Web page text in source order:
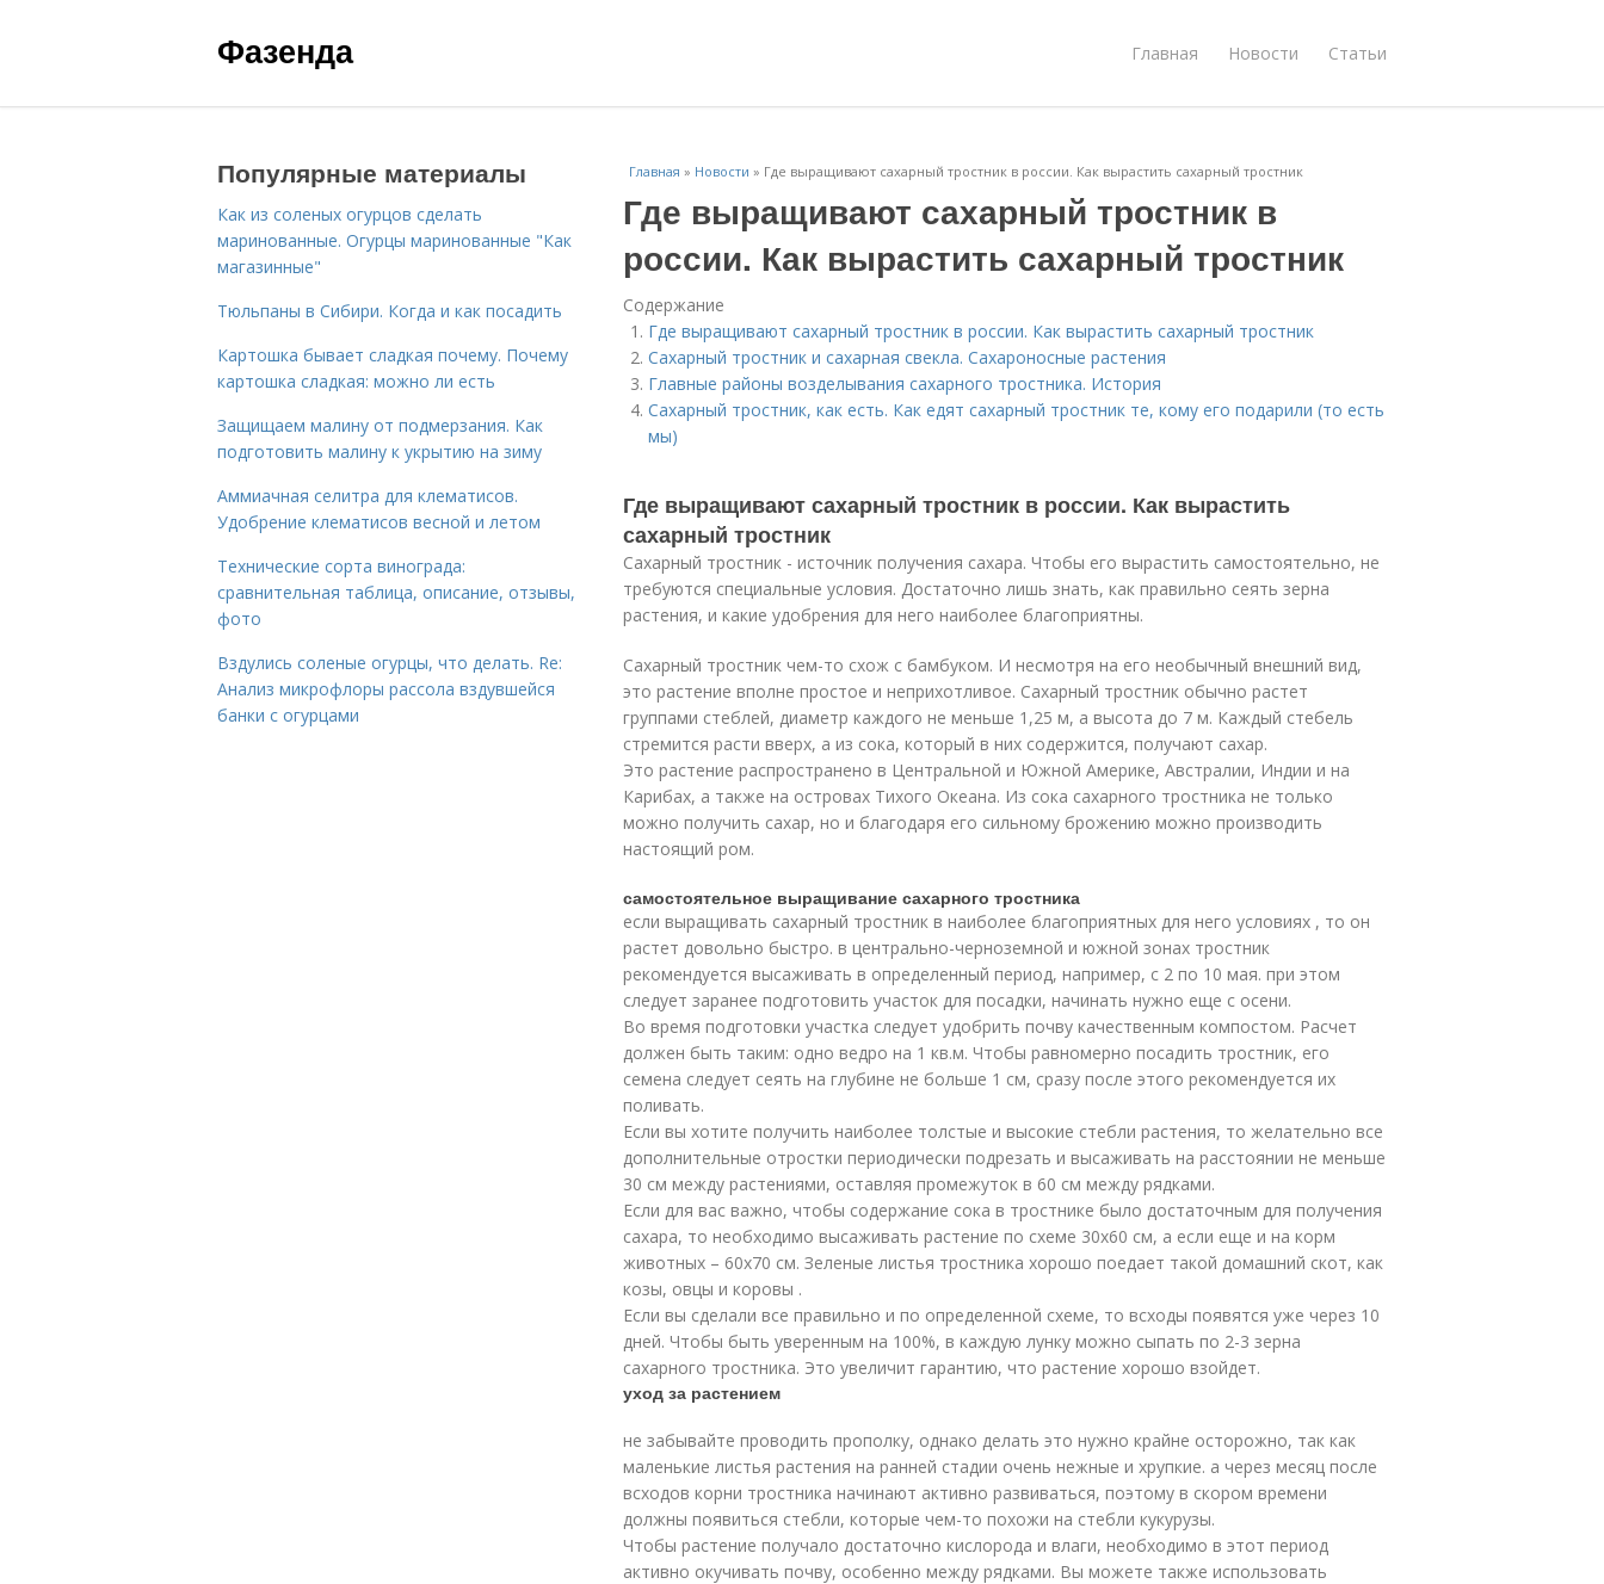
Фазенда Главная Новости Статьи
Главная » Новости » Где выращивают сахарный тростник в россии. Как вырастить сахарный тростник
Где выращивают сахарный тростник в
россии. Как вырастить сахарный тростник
Содержание
Где выращивают сахарный тростник в россии. Как вырастить сахарный тростник
Сахарный тростник и сахарная свекла. Сахароносные растения
Главные районы возделывания сахарного тростника. История
Сахарный тростник, как есть. Как едят сахарный тростник те, кому его подарили (то есть
мы)
Где выращивают сахарный тростник в россии. Как вырастить
сахарный тростник
Сахарный тростник - источник получения сахара. Чтобы его вырастить самостоятельно, не
требуются специальные условия. Достаточно лишь знать, как правильно сеять зерна
растения, и какие удобрения для него наиболее благоприятны.
Сахарный тростник чем-то схож с бамбуком. И несмотря на его необычный внешний вид,
это растение вполне простое и неприхотливое. Сахарный тростник обычно растет
группами стеблей, диаметр каждого не меньше 1,25 м, а высота до 7 м. Каждый стебель
стремится расти вверх, а из сока, который в них содержится, получают сахар.
Это растение распространено в Центральной и Южной Америке, Австралии, Индии и на
Карибах, а также на островах Тихого Океана. Из сока сахарного тростника не только
можно получить сахар, но и благодаря его сильному брожению можно производить
настоящий ром.
самостоятельное выращивание сахарного тростника
если выращивать сахарный тростник в наиболее благоприятных для него условиях , то он
растет довольно быстро. в центрально-черноземной и южной зонах тростник
рекомендуется высаживать в определенный период, например, с 2 по 10 мая. при этом
следует заранее подготовить участок для посадки, начинать нужно еще с осени.
Во время подготовки участка следует удобрить почву качественным компостом. Расчет
должен быть таким: одно ведро на 1 кв.м. Чтобы равномерно посадить тростник, его
семена следует сеять на глубине не больше 1 см, сразу после этого рекомендуется их
поливать.
Если вы хотите получить наиболее толстые и высокие стебли растения, то желательно все
дополнительные отростки периодически подрезать и высаживать на расстоянии не меньше
30 см между растениями, оставляя промежуток в 60 см между рядками.
Если для вас важно, чтобы содержание сока в тростнике было достаточным для получения
сахара, то необходимо высаживать растение по схеме 30х60 см, а если еще и на корм
животных – 60х70 см. Зеленые листья тростника хорошо поедает такой домашний скот, как
козы, овцы и коровы .
Если вы сделали все правильно и по определенной схеме, то всходы появятся уже через 10
дней. Чтобы быть уверенным на 100%, в каждую лунку можно сыпать по 2-3 зерна
сахарного тростника. Это увеличит гарантию, что растение хорошо взойдет.
уход за растением
не забывайте проводить прополку, однако делать это нужно крайне осторожно, так как
маленькие листья растения на ранней стадии очень нежные и хрупкие. а через месяц после
всходов корни тростника начинают активно развиваться, поэтому в скором времени
должны появиться стебли, которые чем-то похожи на стебли кукурузы.
Чтобы растение получало достаточно кислорода и влаги, необходимо в этот период
активно окучивать почву, особенно между рядками. Вы можете также использовать
Популярные материалы
Как из соленых огурцов сделать
маринованные. Огурцы маринованные "Как
магазинные"
Тюльпаны в Сибири. Когда и как посадить
Картошка бывает сладкая почему. Почему
картошка сладкая: можно ли есть
Защищаем малину от подмерзания. Как
подготовить малину к укрытию на зиму
Аммиачная селитра для клематисов.
Удобрение клематисов весной и летом
Технические сорта винограда:
сравнительная таблица, описание, отзывы,
фото
Вздулись соленые огурцы, что делать. Re:
Анализ микрофлоры рассола вздувшейся
банки с огурцами